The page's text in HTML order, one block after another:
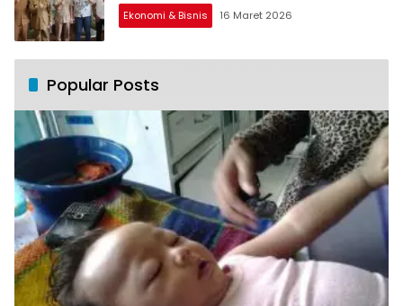
Ekonomi & Bisnis 16 Maret 2026
Popular Posts